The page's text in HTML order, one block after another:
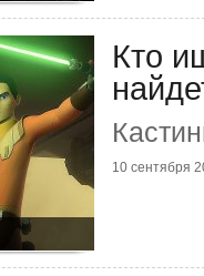
Кто
10 сентября